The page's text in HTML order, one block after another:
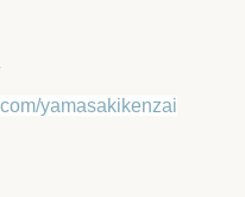
yamasakikenzai